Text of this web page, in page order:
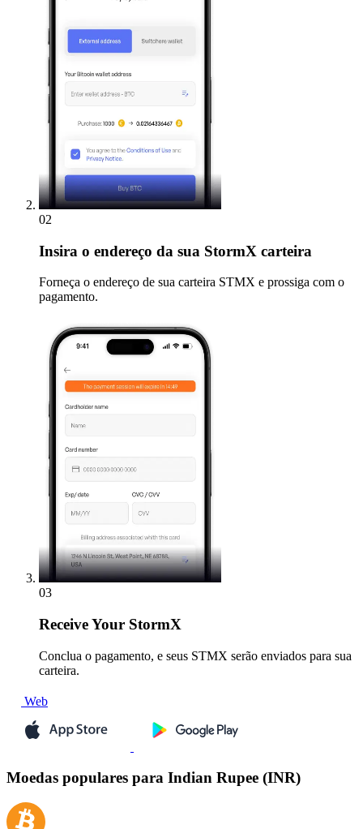
02
Insira o endereço da sua StormX carteira
Forneça o endereço de sua carteira STMX e prossiga com o
pagamento.
03
ReceiveYour StormX
Conclua o pagamento, e seus STMX serão enviados para sua
carteira.
Web
Moedas populares para Indian Rupee (INR)